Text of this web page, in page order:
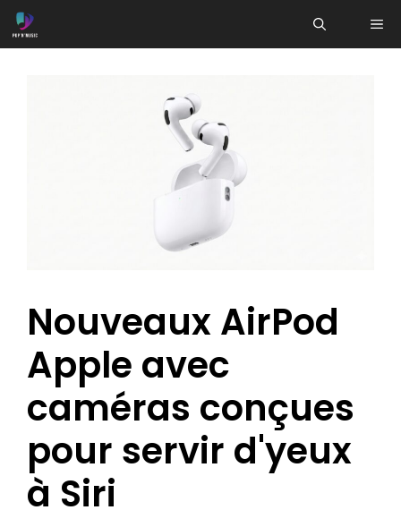
Aller
au
Nouveaux AirPod
Apple avec
caméras conçues
pour servir d'yeux
à Siri